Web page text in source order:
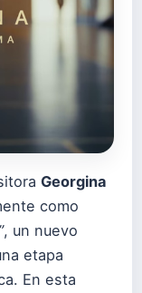
Georgina
como
, un nuevo
etapa
En esta